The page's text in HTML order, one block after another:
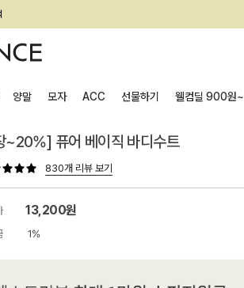
인!
양말 모자 ACC 선물하기 웰컴딜 900원~
~20%] 퓨어 베이직 바디수트
830개 리뷰 보기
13,200원
1%